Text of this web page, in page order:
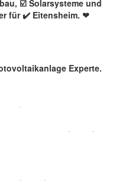
☑️ Solarsysteme und
für ✔️ Eitensheim. ❤
Experte.